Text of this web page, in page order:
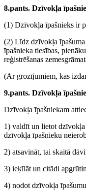
8.pants. Dzīvokļa
(1) Dzīvokļa īpašnieks ir
(2) Līdz dzīvokļa īpašuma
īpašnieka tiesības,
reģistrēšanas
(Ar grozījumiem, kas
9.pants. Dzīvokļa
Dzīvokļa īpašniekam
1) valdīt un lietot dzīvokļa
dzīvokļa īpašnieku
2) atsavināt, tai skaitā
3) ieķīlāt un citādi
4) nodot dzīvokļa